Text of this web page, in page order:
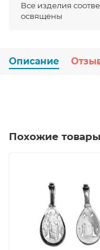
Все изделия
освящены
Описание
Похожие товары